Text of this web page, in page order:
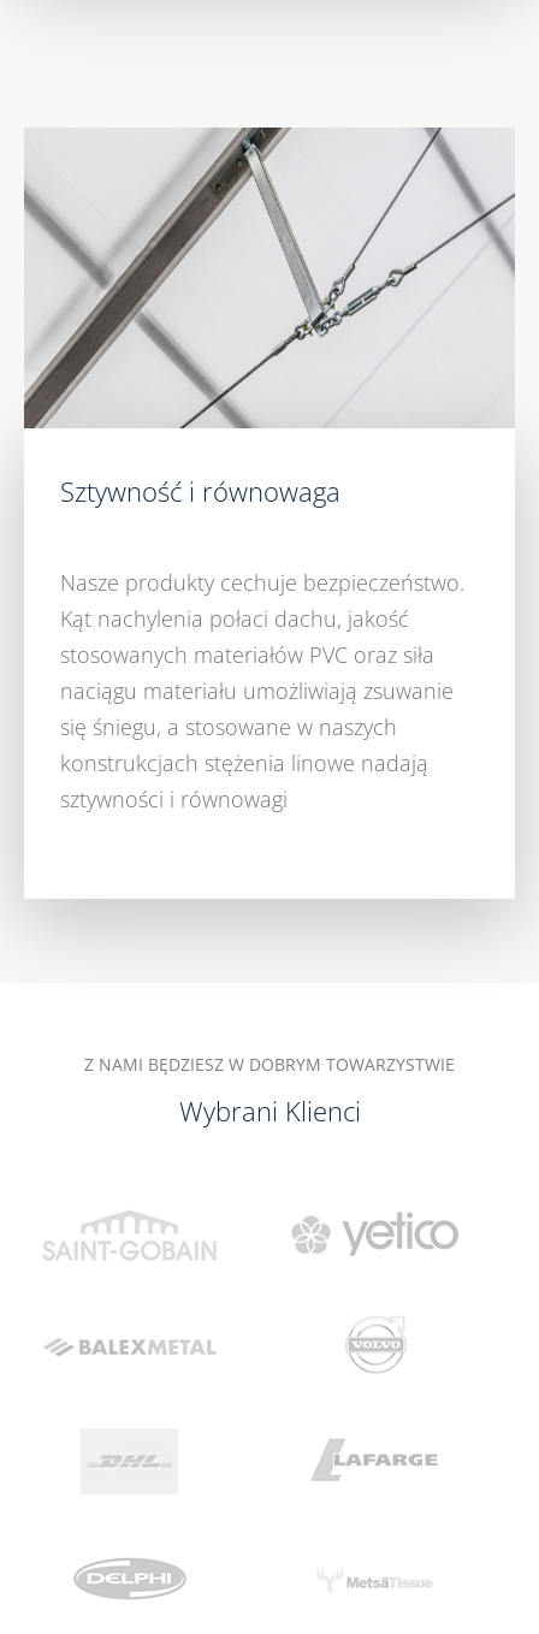
Sztywność i równowaga
Nasze produkty cechuje bezpieczeństwo.
Kąt nachylenia połaci dachu, jakość
stosowanych materiałów PVC oraz siła
naciągu materiału umożliwiają zsuwanie
się śniegu, a stosowane w naszych
konstrukcjach stężenia linowe nadają
sztywności i równowagi
Z NAMI BĘDZIESZ W DOBRYM TOWARZYSTWIE
Wybrani Klienci